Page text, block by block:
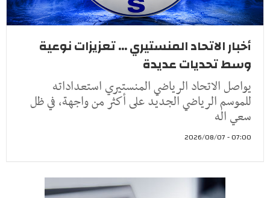
أخبار الاتحاد المنستيري ... تعزيزات نوعية
وسط تحديات عديدة
يواصل الاتحاد الرياضي المنستيري استعداداته
للموسم الرياضي الجديد على أكثر من واجهة، في ظل
سعي اله
07:00 - 2026/08/07